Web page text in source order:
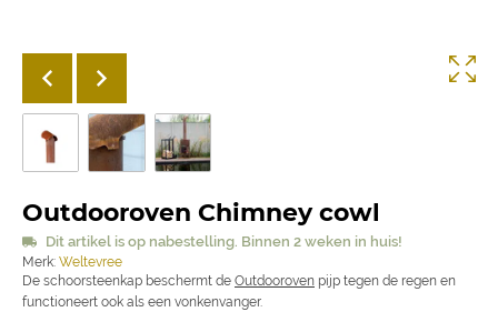
Outdooroven Chimney cowl
Dit artikel is op nabestelling. Binnen 2 weken in huis!
Merk: Weltevree
De schoorsteenkap beschermt de Outdooroven pijp tegen de regen en
functioneert ook als een vonkenvanger.